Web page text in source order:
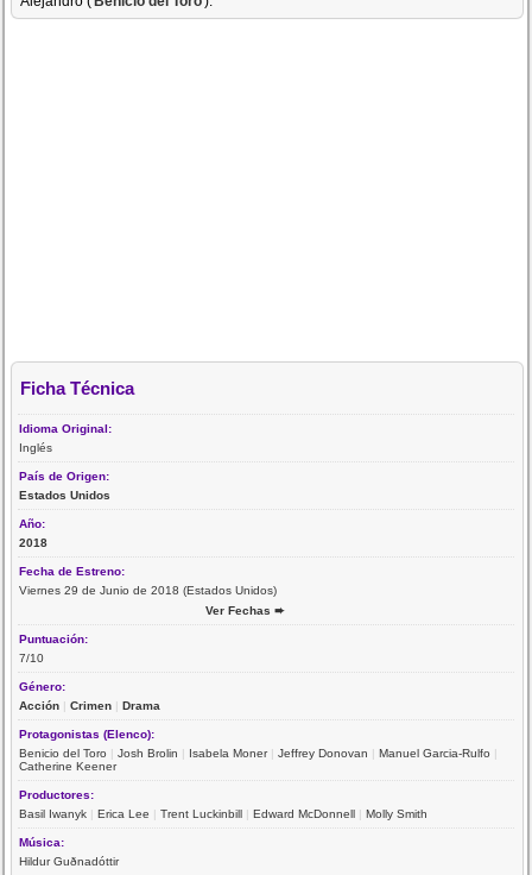
Ficha Técnica
Idioma Original:
Inglés
País de Origen:
Estados Unidos
Año:
2018
Fecha de Estreno:
Viernes 29 de Junio de 2018 (Estados Unidos)
Ver Fechas ➨
Puntuación:
7/10
Género:
Acción |Crimen |Drama
Protagonistas (Elenco):
Benicio del Toro |Josh Brolin | Isabela Moner|Jeffrey Donovan |Manuel Garcia-Rulfo |
Catherine Keener
Productores:
Basil Iwanyk |Erica Lee |Trent Luckinbill |Edward McDonnell |Molly Smith
Música:
Hildur Guðnadóttir